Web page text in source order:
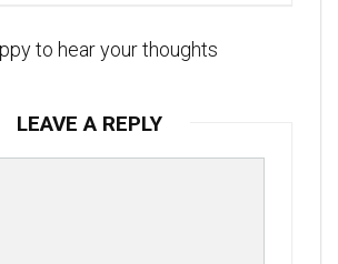
to hear your thoughts
LEAVE A REPLY